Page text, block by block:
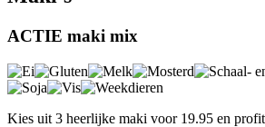
ACTIE maki mix
Kies uit 3 heerlijke maki voor 19.95 en